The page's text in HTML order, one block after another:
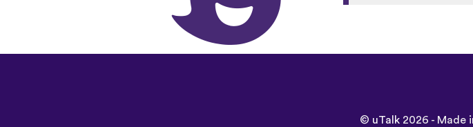
© uTalk2026 - Made